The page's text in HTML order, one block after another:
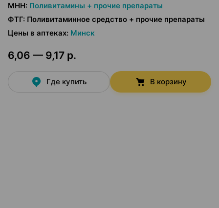
МНН: Поливитамины + прочие препараты
ФТГ: Поливитаминное средство + прочие препараты
Цены в аптеках: Минск
6,06 — 9,17 р.
Где купить В корзину